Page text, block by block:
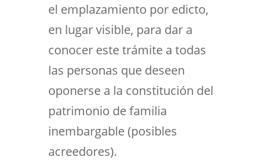
el emplazamiento por edicto,
en lugar visible, para dar a
conocer este trámite a todas
las personas que deseen
oponerse a la constitución del
patrimonio de familia
inembargable (posibles
acreedores).